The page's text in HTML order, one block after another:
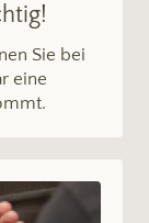
Sie bei
eine